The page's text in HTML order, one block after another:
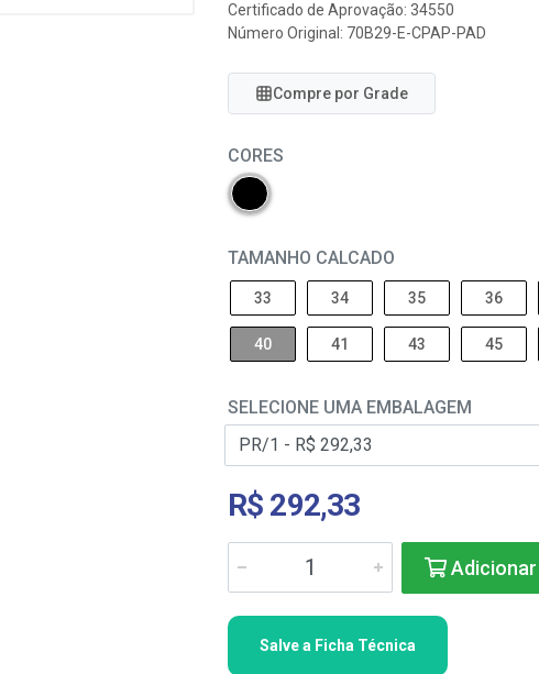
Certificado de Aprovação: 34550
Número Original: 70B29-E-CPAP-PAD
Compre por Grade
CORES
TAMANHO CALCADO
33 34 35 36
40 41 43 45
SELECIONE UMA EMBALAGEM
R$ 292,33
Salve a Ficha Técnica